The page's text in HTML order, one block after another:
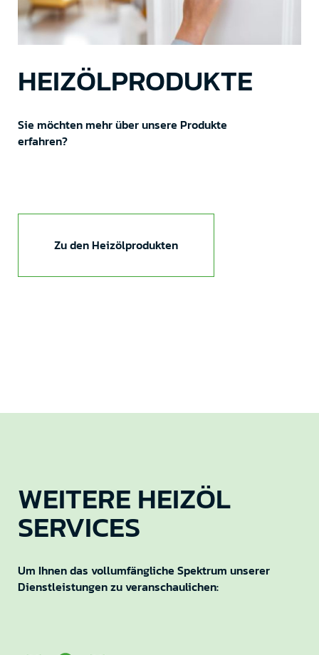
HEIZÖLPRODUKTE
Sie möchten mehr über unsere Produkte
erfahren?
Zu den Heizölprodukten
WEITERE HEIZÖL
SERVICES
Um Ihnen das vollumfängliche Spektrum unserer
Dienstleistungen zu veranschaulichen: